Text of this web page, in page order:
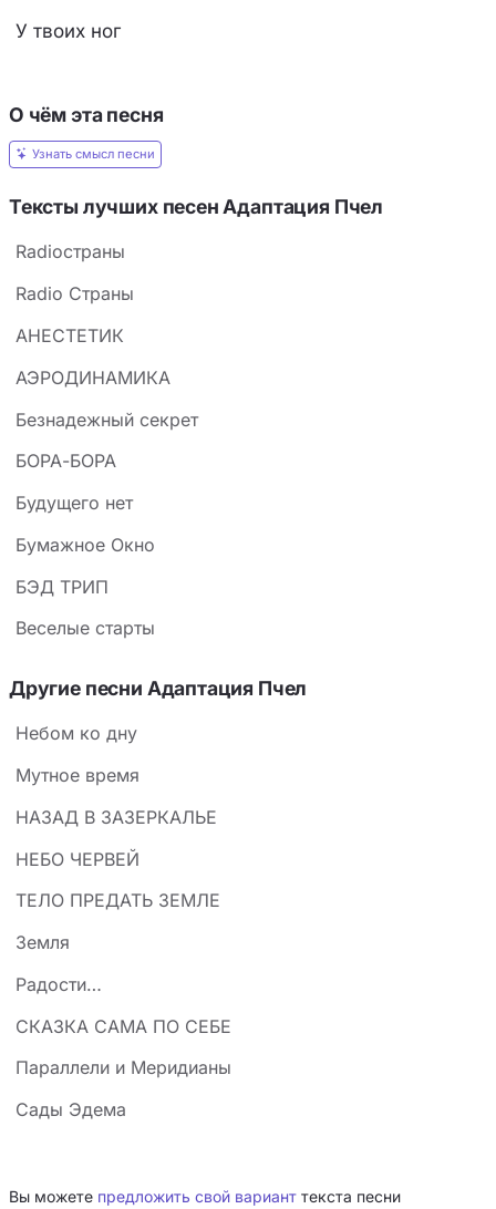
У твоих ног
О чём эта песня
Узнать смысл песни
Тексты лучших песен Адаптация Пчел
Radioстраны
Radio Страны
АНЕСТЕТИК
АЭРОДИНАМИКА
Безнадежный секрет
БОРА-БОРА
Будущего нет
Бумажное Окно
БЭД ТРИП
Веселые старты
Другие песни Адаптация Пчел
Небом ко дну
Мутное время
НАЗАД В ЗАЗЕРКАЛЬЕ
НЕБО ЧЕРВЕЙ
ТЕЛО ПРЕДАТЬ ЗЕМЛЕ
Земля
Радости…
СКАЗКА САМА ПО СЕБЕ
Параллели и Меридианы
Сады Эдема
Вы можете предложить свой вариант текста песни